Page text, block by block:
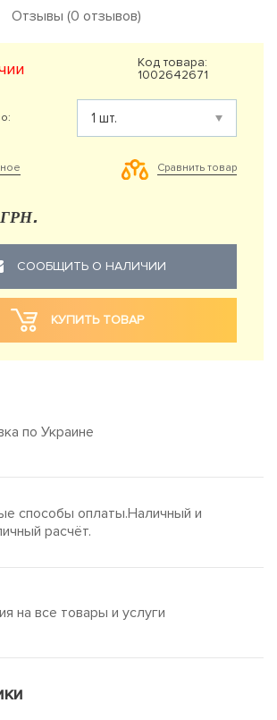
Отзывы (0 отзывов)
Код товара:
1002642671
Сравнить товар
ГРН.
СООБЩИТЬ О НАЛИЧИИ
КУПИТЬ ТОВАР
по Украине
способы оплаты.Наличный и
расчёт.
на все товары и услуги